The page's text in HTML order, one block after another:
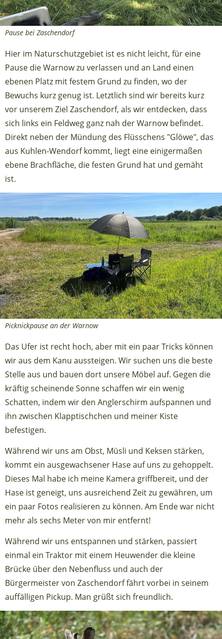
Pause bei Zaschendorf
Hier im Naturschutzgebiet ist es nicht leicht, für eine
Pause die Warnow zu verlassen und an Land einen
ebenen Platz mit festem Grund zu finden, wo der
Bewuchs kurz genug ist. Letztlich sind wir bereits kurz
vor unserem Ziel Zaschendorf, als wir entdecken, dass
sich links ein Feldweg ganz nah der Warnow befindet.
Direkt neben der Mündung des Flüsschens "Glöwe", das
aus Kuhlen-Wendorf kommt, liegt eine einigermaßen
ebene Brachfläche, die festen Grund hat und gemäht
ist.
Picknickpause an der Warnow
Das Ufer ist recht hoch, aber mit ein paar Tricks können
wir aus dem Kanu aussteigen. Wir suchen uns die beste
Stelle aus und bauen dort unsere Möbel auf. Gegen die
kräftig scheinende Sonne schaffen wir ein wenig
Schatten, indem wir den Anglerschirm aufspannen und
ihn zwischen Klapptischchen und meiner Kiste
befestigen.
Während wir uns am Obst, Müsli und Keksen stärken,
kommt ein ausgewachsener Hase auf uns zu gehoppelt.
Dieses Mal habe ich meine Kamera griffbereit, und der
Hase ist geneigt, uns ausreichend Zeit zu gewähren, um
ein paar Fotos realisieren zu können. Am Ende war nicht
mehr als sechs Meter von mir entfernt!
Während wir uns entspannen und stärken, passiert
einmal ein Traktor mit einem Heuwender die kleine
Brücke über den Nebenfluss und auch der
Bürgermeister von Zaschendorf fährt vorbei in seinem
auffälligen Pickup. Man grüßt sich freundlich.